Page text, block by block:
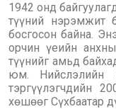
1942 онд
түүний нэрэмжит
босгосон байна.
орчин үеийн
түүнийг амьд
юм. Нийслэлийн
тэргүүлэгчдийн
хөшөөг Сүхбаатар